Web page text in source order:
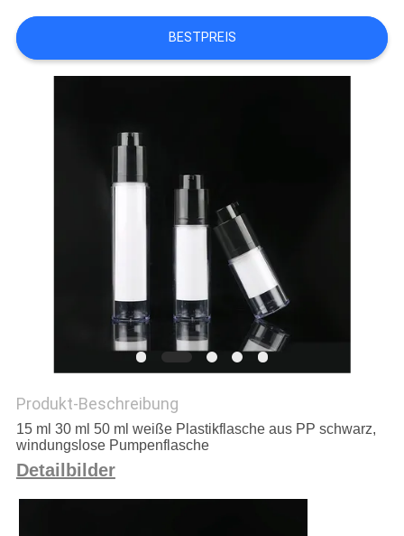
FORDERN
SIE
BESTPREIS
Produkt-Beschreibung
15 ml 30 ml 50 ml weiße Plastikflasche aus PP schwarz,
windungslose Pumpenflasche
Detailbilder